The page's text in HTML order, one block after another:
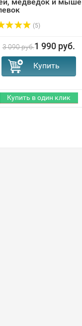
(5)
3 090 руб.1 990 руб.